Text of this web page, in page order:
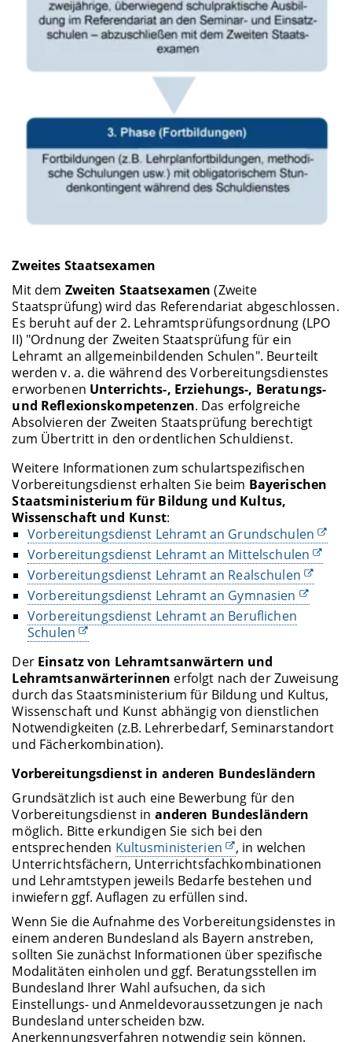
Zweites Staatsexamen
Mit dem Zweiten Staatsexamen (Zweite
Staatsprüfung) wird das Referendariat abgeschlossen.
Es beruht auf der 2. Lehramtsprüfungsordnung (LPO
II) "Ordnung der Zweiten Staatsprüfung für ein
Lehramt an allgemeinbildenden Schulen". Beurteilt
werden v. a. die während des Vorbereitungsdienstes
erworbenen Unterrichts-, Erziehungs-, Beratungs-
und Reflexionskompetenzen. Das erfolgreiche
Absolvieren der Zweiten Staatsprüfung berechtigt
zum Übertritt in den ordentlichen Schuldienst.
Weitere Informationen zum schulartspezifischen
Vorbereitungsdienst erhalten Sie beim Bayerischen
Staatsministerium für Bildung und Kultus,
Wissenschaft und Kunst:
Vorbereitungsdienst Lehramt an Grundschulen
Vorbereitungsdienst Lehramt an Mittelschulen
Vorbereitungsdienst Lehramt an Realschulen
Vorbereitungsdienst Lehramt an Gymnasien
Vorbereitungsdienst Lehramt an Beruflichen
Schulen
Der Einsatz von Lehramtsanwärtern und
Lehramtsanwärterinnen erfolgt nach der Zuweisung
durch das Staatsministerium für Bildung und Kultus,
Wissenschaft und Kunst abhängig von dienstlichen
Notwendigkeiten (z.B. Lehrerbedarf, Seminarstandort
und Fächerkombination).
Vorbereitungsdienst in anderen Bundesländern
Grundsätzlich ist auch eine Bewerbung für den
Vorbereitungsdienst in anderen Bundesländern
möglich. Bitte erkundigen Sie sich bei den
entsprechenden Kultusministerien
, in welchen
Unterrichtsfächern, Unterrichtsfachkombinationen
und Lehramtstypen jeweils Bedarfe bestehen und
inwiefern ggf. Auflagen zu erfüllen sind.
Wenn Sie die Aufnahme des Vorbereitungsidenstes in
einem anderen Bundesland als Bayern anstreben,
sollten Sie zunächst Informationen über spezifische
Modalitäten einholen und ggf. Beratungsstellen im
Bundesland Ihrer Wahl aufsuchen, da sich
Einstellungs- und Anmeldevoraussetzungen je nach
Bundesland unterscheiden bzw.
Anerkennungsverfahren notwendig sein können.